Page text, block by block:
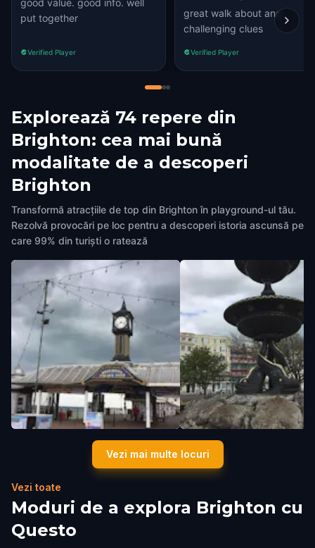
good value. good info. well
put together
Verified Player
great walk about and
challenging clues
Verified Player
Explorează 74 repere din
Brighton: cea mai bună
modalitate de a descoperi
Brighton
Transformă atracțiile de top din Brighton în playground-ul tău.
Rezolvă provocări pe loc pentru a descoperi istoria ascunsă pe
care 99% din turiști o ratează
Brighton Palace Pier
United Kingdom
Victoria Fountain and Old
Steine Gardens
Brighton
Vezi mai multe locuri
Vezi toate
Moduri de a explora Brighton cu
Questo